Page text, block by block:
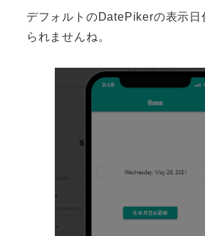
デフォルトのDatePikerの表示日
られませんね。